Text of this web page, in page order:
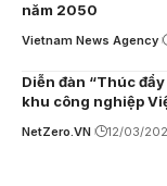
năm 2050
Vietnam News Agency
Diễn đàn “Thúc
khu công nghiệp
NetZero.VN 12/03/